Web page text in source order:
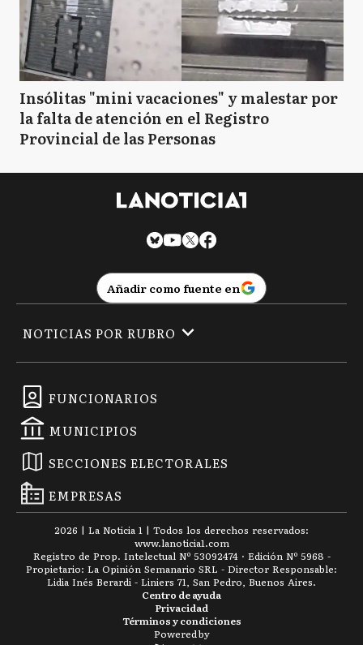
C Cañuelas
CS Capitán Sarmiento
CC Carlos Casares
Carlos Tejedor
CD
C Chacabuco
C Chascomús
Chivilcoy
Insólitas "mini vacaciones" y malestar por
la falta de atención en el Registro
Provincial de las Personas
Añadir como fuente en
FUNCIONARIOS
MUNICIPIOS
SECCIONES ELECTORALES
EMPRESAS
NOTICIAS POR RUBRO
2026 | La Noticia 1 | Todos los derechos reservados:
www.lanoticia1.com
Registro de Prop. Intelectual Nº 53092474 · Edición Nº 5968 -
Propietario: La Opinión Semanario SRL - Director Responsable:
Lidia Inés Berardi - Liniers 71, San Pedro, Buenos Aires.
Términos y condiciones
Privacidad
Centro de ayuda
Powered by